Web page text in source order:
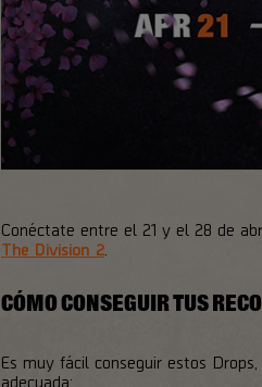
Conéctate entre el 21 y el 28 de
The Division 2
CÓMO CONSEGUIR TUS
Es muy fácil conseguir estos
adecuada: